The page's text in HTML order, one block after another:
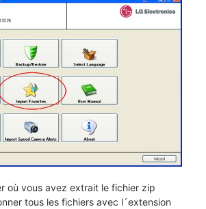
où vous avez extrait le fichier zip
tous les fichiers avec l´extension